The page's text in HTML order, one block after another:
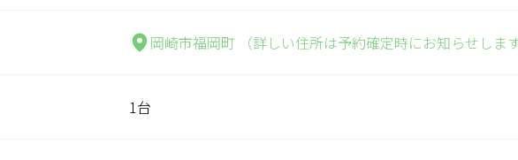
岡崎市福岡町 （詳しい住所は予約確定時にお知らせしま
1台